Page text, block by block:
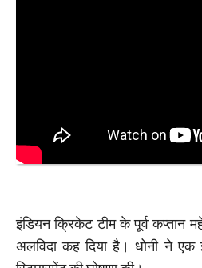
इंडियन क्रिकेट टीम के पूर्व कप्तान
अलविदा कह दिया है। धोनी ने एक